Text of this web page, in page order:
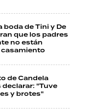
boda de Tini y De
que los padres
no están
de Candela
"Tuve
y brotes"